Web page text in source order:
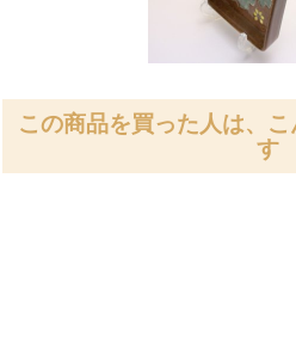
この商品を買った人は、
す